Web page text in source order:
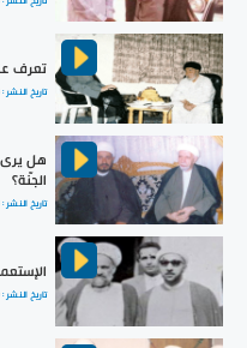
تعرف
تاريخ النشر :
هل يرى
الجنّة؟
تاريخ النشر :
تاريخ النشر :